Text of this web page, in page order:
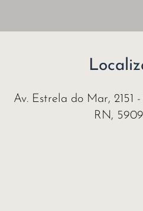
Av. Estrela do Mar, 2151
RN,